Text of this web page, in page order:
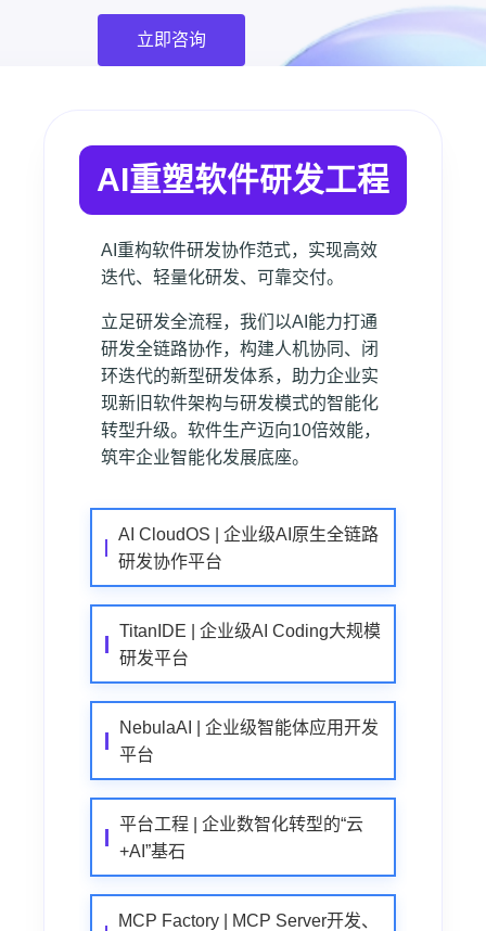
立即咨询
AI重塑软件研发工程
AI重构软件研发协作范式，实现高效
迭代、轻量化研发、可靠交付。
立足研发全流程，我们以AI能力打通
研发全链路协作，构建人机协同、闭
环迭代的新型研发体系，助力企业实
现新旧软件架构与研发模式的智能化
转型升级。软件生产迈向10倍效能，
筑牢企业智能化发展底座。
AI CloudOS | 企业级AI原生全链路
研发协作平台
TitanIDE | 企业级AI Coding大规模
研发平台
NebulaAI | 企业级智能体应用开发
平台
平台工程 | 企业数智化转型的“云
+AI”基石
MCP Factory | MCP Server开发、